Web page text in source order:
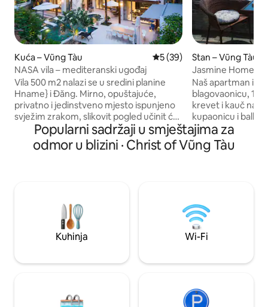
Kuća – Vũng Tàu Prosječna ocjena: 5/5,
5 (39)
NASA vila – mediteranski ugođaj
Vila 500 m2 nalazi se u sredini planine
Hname} i Đăng. Mirno, opuštajuće,
privatno i jedinstveno mjesto ispunjeno
svježim zrakom, slikovit pogled učinit će
nevjerojatan i impresivan boravak u
centru Vung Taua. Ispred vile se pruža
pogled na prekrasan grad i prednju
slanom vodom od 50 m2, vanjskim
kupanjem, blagovaonicom na
otvorenom,roštiljem, garažom za 2
automobila…
Stan – Vũng Tàu
Jasmine
apartman s
Naš apartman
blagovaonicu, 1
krevet i kauč na
kupaonicu i balkon.
pogled iz
pogledom na
Osiguravamo
stol, gdje se gosti
zadivljujućem
ukusan obrok.
Popularni sadržaji u smještajima za
odmor u blizini · Christ of Vũng Tàu
Kuhinja Wi-Fi